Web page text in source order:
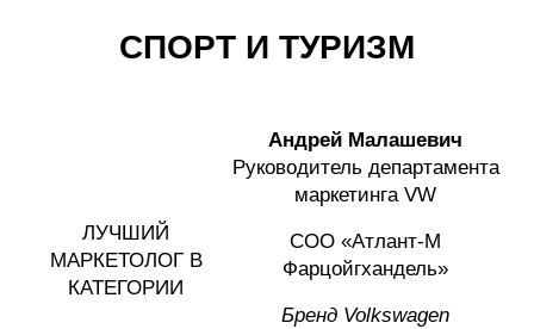
СПОРТ И ТУРИЗМ
ЛУЧШИЙ
МАРКЕТОЛОГ В
КАТЕГОРИИ
Андрей Малашевич
Руководитель департамента
маркетинга VW
СОО «Атлант-М
Фарцойгхандель»
Бренд Volkswagen